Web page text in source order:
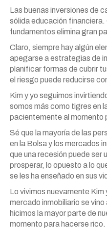
Las buenas inversiones de
sólida educación financiera.
fundamentos elimina gran
Claro, siempre hay algún
apegarse a estrategias de
planificar formas de cubrir
el riesgo puede reducirse
Kim y yo seguimos
somos más como tigres en
pacientemente al momento
Sé que la mayoría de las
en la Bolsa y los mercados
que una recesión puede ser
prosperar, lo opuesto a lo
se les ha enseñado en sus
Lo vivimos nuevamente Kim
mercado inmobiliario se
hicimos la mayor parte de
momento para hacerse rico.